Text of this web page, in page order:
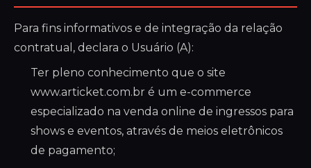
Para fins informativos e de integração da relação
contratual, declara o Usuário (A):
Ter pleno conhecimento que o site
www.articket.com.br é um e-commerce
especializado na venda online de ingressos para
shows e eventos, através de meios eletrônicos
de pagamento;